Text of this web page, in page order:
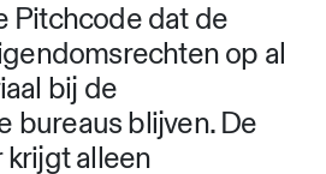
Pitchcode dat de
op al
bij de
bureaus blijven. De
alleen